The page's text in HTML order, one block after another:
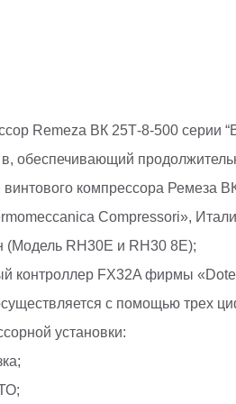
Remeza ВК 25Т-8-500 серии
обеспечивающий
компрессора Ремеза
Compressori»,
RH30E и RH30 8E);
контроллер FX32A фирмы
с помощью трех
установки: